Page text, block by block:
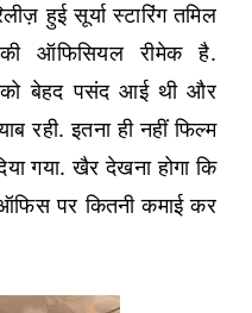
हुई सूर्या स्टारिंग तमिल
ऑफिसियल रीमेक है.
बेहद पसंद आई थी और
रही. इतना ही नहीं फिल्म
गया. खैर देखना होगा कि
पर कितनी कमाई कर